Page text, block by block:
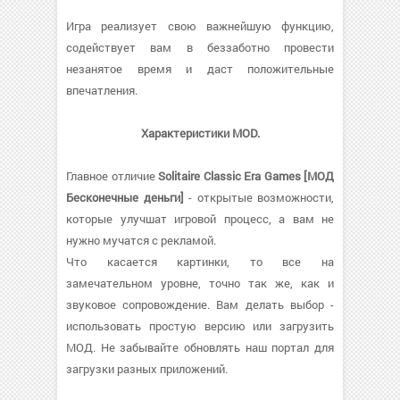
Игра реализует свою важнейшую функцию,
содействует вам в беззаботно провести
незанятое время и даст положительные
впечатления.
Характеристики MOD.
Главное отличиеSolitaire Classic Era Games [МОД
Бесконечные деньги] - открытые возможности,
которые улучшат игровой процесс, а вам не
нужно мучатся с рекламой.
Что касается картинки, то все на
замечательном уровне, точно так же, как и
звуковое сопровождение. Вам делать выбор -
использовать простую версию или загрузить
МОД. Не забывайте обновлять наш портал для
загрузки разных приложений.